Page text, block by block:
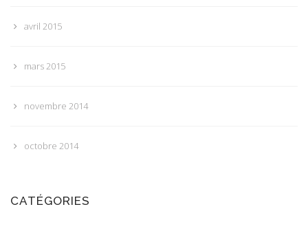
avril 2015
mars 2015
novembre 2014
octobre 2014
CATÉGORIES